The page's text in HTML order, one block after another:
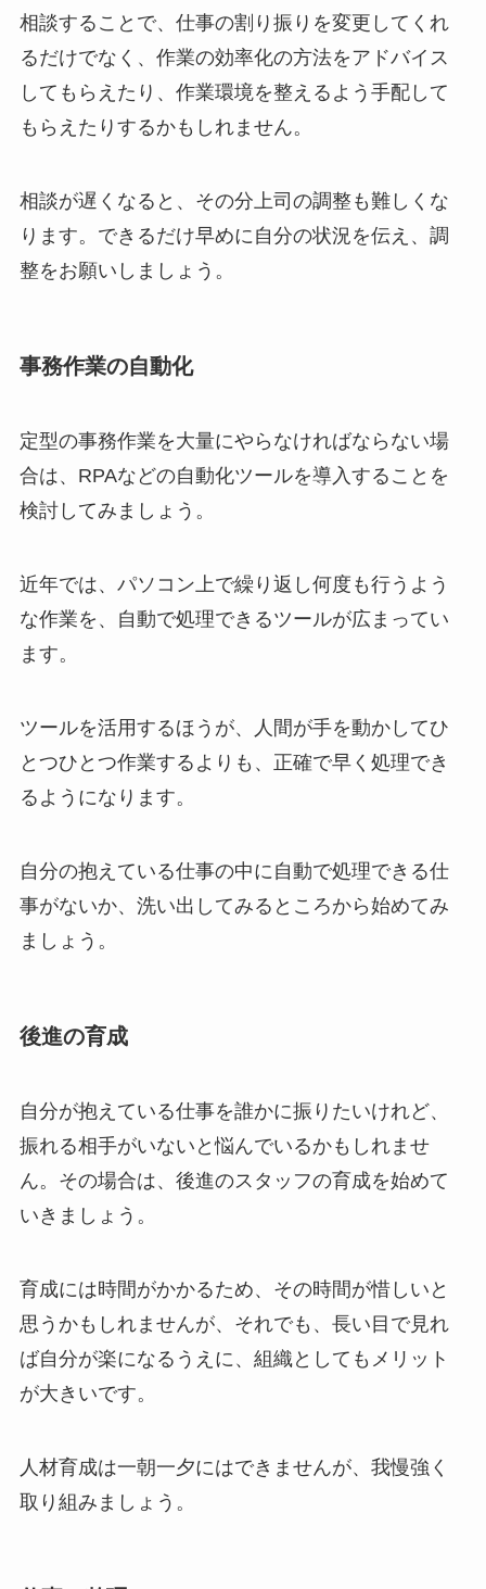
相談することで、仕事の割り振りを変更してくれ
るだけでなく、作業の効率化の方法をアドバイス
してもらえたり、作業環境を整えるよう手配して
もらえたりするかもしれません。
相談が遅くなると、その分上司の調整も難しくな
ります。できるだけ早めに自分の状況を伝え、調
整をお願いしましょう。
事務作業の自動化
定型の事務作業を大量にやらなければならない場
合は、RPAなどの自動化ツールを導入することを
検討してみましょう。
近年では、パソコン上で繰り返し何度も行うよう
な作業を、自動で処理できるツールが広まってい
ます。
ツールを活用するほうが、人間が手を動かしてひ
とつひとつ作業するよりも、正確で早く処理でき
るようになります。
自分の抱えている仕事の中に自動で処理できる仕
事がないか、洗い出してみるところから始めてみ
ましょう。
後進の育成
自分が抱えている仕事を誰かに振りたいけれど、
振れる相手がいないと悩んでいるかもしれませ
ん。その場合は、後進のスタッフの育成を始めて
いきましょう。
育成には時間がかかるため、その時間が惜しいと
思うかもしれませんが、それでも、長い目で見れ
ば自分が楽になるうえに、組織としてもメリット
が大きいです。
人材育成は一朝一夕にはできませんが、我慢強く
取り組みましょう。